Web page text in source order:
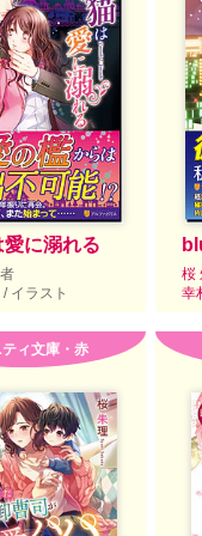
愛に溺れる
/ イラスト
桜
幸
ィ文庫・赤